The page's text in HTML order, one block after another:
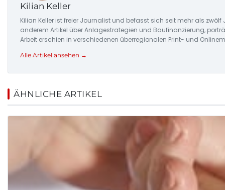
Kilian Keller
Kilian Keller ist freier Journalist und befasst sich seit mehr als
anderem Artikel über Anlagestrategien und Baufinanzierung,
Arbeit erschien in verschiedenen überregionalen Print- und
Alle Artikel ansehen →
ÄHNLICHE ARTIKEL